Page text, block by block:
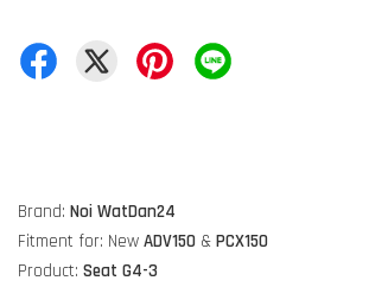
Brand: Noi WatDan24
Fitment for: New ADV150 & PCX150
Product: Seat G4-3